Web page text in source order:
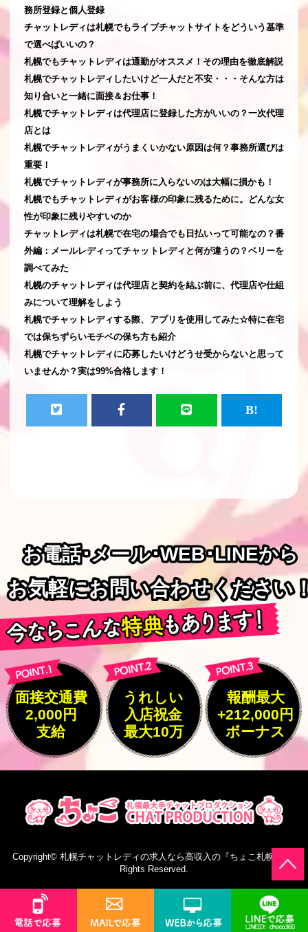
務所登録と個人登録
チャットレディは札幌でもライブチャットサイトをどういう基準
で選べばいいの？
札幌でもチャットレディは通勤がオススメ！その理由を徹底解説
札幌でチャットレディしたいけど一人だと不安・・・そんな方は
知り合いと一緒に面接＆お仕事！
札幌でチャットレディは代理店に登録した方がいいの？一次代理
店とは
札幌でチャットレディがうまくいかない原因は何？事務所選びは
重要！
札幌でチャットレディが事務所に入らないのは大幅に損かも！
札幌でもチャットレディがお客様の印象に残るために。どんな女
性が印象に残りやすいのか
チャットレディは札幌で在宅の場合でも日払いって可能なの？番
外編：メールレディってチャットレディと何が違うの？ベリーを
調べてみた
札幌のチャットレディは代理店と契約を結ぶ前に、代理店や仕組
みについて理解をしよう
札幌でチャットレディする際、アプリを使用してみた☆特に在宅
では保ちずらいモチベの保ち方も紹介
札幌でチャットレディに応募したいけどうせ受からないと思って
いませんか？実は99%合格します！
お電話･メール･WEB･LINEから
お電話･メール･WEB･LINEから
お気軽にお問い合わせください
お気軽にお問い合わせください
面接交通費
2,000円
支給
うれしい
入店祝金
最大10万
報酬最大
+212,000円
ボーナス
Copyright© 札幌チャットレディの求人なら高収入の『ちょこ札幌』
All
Rights Reserved.